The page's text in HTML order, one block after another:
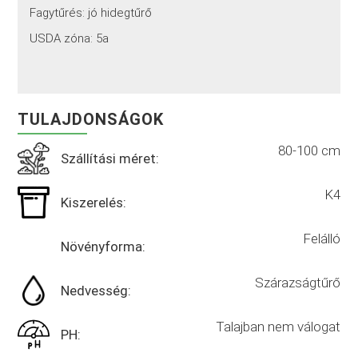
Fagytűrés: jó hidegtűrő
USDA zóna: 5a
TULAJDONSÁGOK
Szállítási méret: 80-100 cm
Kiszerelés: K4
Növényforma: Felálló
Nedvesség: Szárazságtűrő
PH: Talajban nem válogat